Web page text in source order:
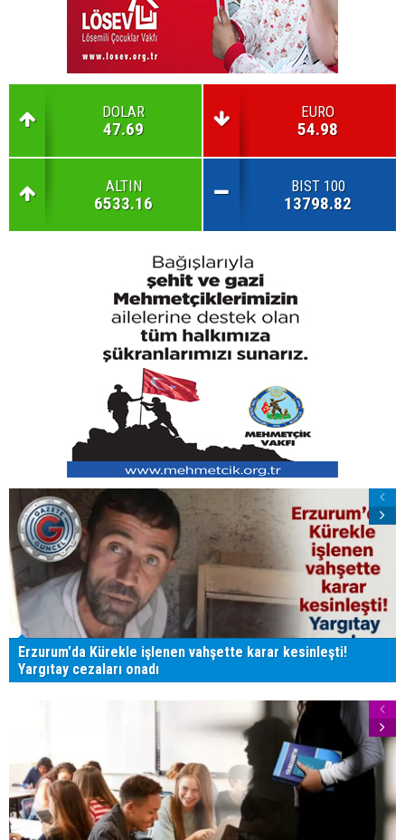
DOLAR
47.69
EURO
54.98
ALTIN
6533.16
BIST 100
13798.82
Erzurum'da Kürekle işlenen vahşette karar kesinleşti!
Yargıtay cezaları onadı